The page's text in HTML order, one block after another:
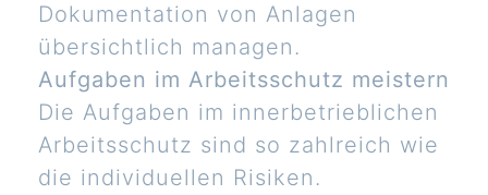
Dokumentation von Anlagen
übersichtlich managen.
Aufgaben im Arbeitsschutz meistern
Die Aufgaben im innerbetrieblichen
Arbeitsschutz sind so zahlreich wie
die individuellen Risiken.